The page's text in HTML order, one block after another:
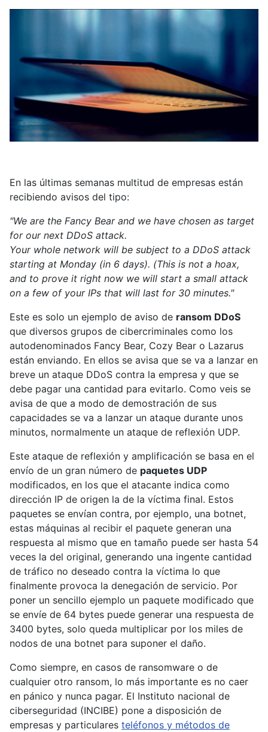
En las últimas semanas multitud de empresas están
recibiendo avisos del tipo:
"We are the Fancy Bear and we have chosen as target
for our next DDoS attack.
Your whole network will be subject to a DDoS attack
starting at Monday (in 6 days). (This is not a hoax,
and to prove it right now we will start a small attack
on a few of your IPs that will last for 30 minutes."
Este es solo un ejemplo de aviso de ransom DDoS
que diversos grupos de cibercriminales como los
autodenominados Fancy Bear, Cozy Bear o Lazarus
están enviando. En ellos se avisa que se va a lanzar en
breve un ataque DDoS contra la empresa y que se
debe pagar una cantidad para evitarlo. Como veis se
avisa de que a modo de demostración de sus
capacidades se va a lanzar un ataque durante unos
minutos, normalmente un ataque de reflexión UDP.
Este ataque de reflexión y amplificación se basa en el
envío de un gran número de paquetes UDP
modificados, en los que el atacante indica como
dirección IP de origen la de la víctima final. Estos
paquetes se envían contra, por ejemplo, una botnet,
estas máquinas al recibir el paquete generan una
respuesta al mismo que en tamaño puede ser hasta 54
veces la del original, generando una ingente cantidad
de tráfico no deseado contra la víctima lo que
finalmente provoca la denegación de servicio. Por
poner un sencillo ejemplo un paquete modificado que
se envíe de 64 bytes puede generar una respuesta de
3400 bytes, solo queda multiplicar por los miles de
nodos de una botnet para suponer el daño.
Como siempre, en casos de ransomware o de
cualquier otro ransom, lo más importante es no caer
en pánico y nunca pagar. El Instituto nacional de
ciberseguridad (INCIBE) pone a disposición de
empresas y particulares teléfonos y métodos de